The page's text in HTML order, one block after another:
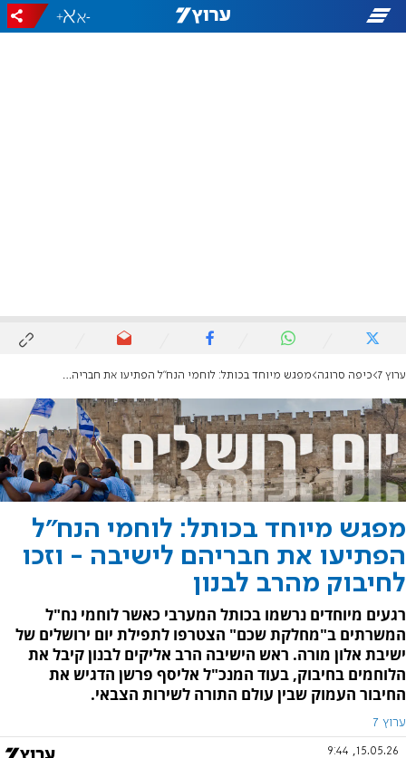
-
+
ערוץ 7 כיפה סרוגה מפגש מיוחד בכותל: לוחמי הנח"ל הפתיעו את חבריהם לישיבה - וזכו לחיבוק מהרב לבנון
מפגש מיוחד בכותל: לוחמי הנח"ל
הפתיעו את חבריהם לישיבה - וזכו
לחיבוק מהרב לבנון
רגעים מיוחדים נרשמו בכותל המערבי כאשר לוחמי נח"ל
המשרתים ב"מחלקת שכם" הצטרפו לתפילת יום ירושלים של
ישיבת אלון מורה. ראש הישיבה הרב אליקים לבנון קיבל את
הלוחמים בחיבוק, בעוד המנכ"ל אליסף פרשן הדגיש את
החיבור העמוק שבין עולם התורה לשירות הצבאי.
ערוץ 7
15.05.26, 9:44